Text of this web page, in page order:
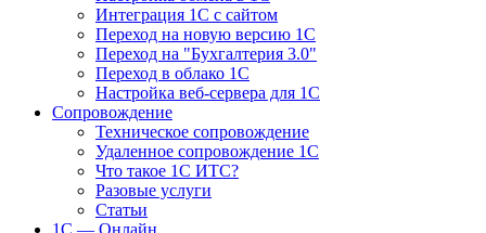
Интеграция 1С с сайтом
Переход на новую версию 1С
Переход на "Бухгалтерия 3.0"
Переход в облако 1С
Настройка веб-сервера для 1С
Сопровождение
Техническое сопровождение
Удаленное сопровождение 1С
Что такое 1С ИТС?
Разовые услуги
Статьи
1С — Онлайн